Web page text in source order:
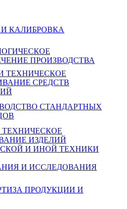
КАЛИБРОВКА
ПРОИЗВОДСТВА
ТЕХНИЧЕСКОЕ
СРЕДСТВ
СТАНДАРТНЫХ
ИЗДЕЛИЙ
И ИНОЙ ТЕХНИКИ
И ИССЛЕДОВАНИЯ
ПРОДУКЦИИ И